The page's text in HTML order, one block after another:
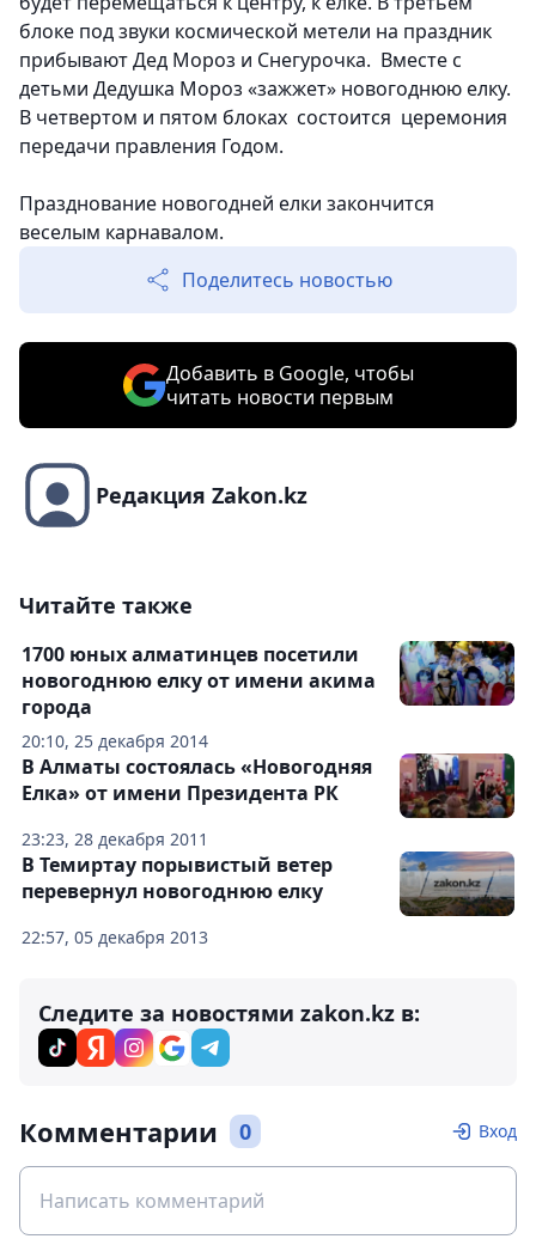
блоке под звуки космической метели на праздник
прибывают Дед Мороз и Снегурочка. Вместе с
детьми Дедушка Мороз «зажжет» новогоднюю елку.
В четвертом и пятом блоках состоится церемония
передачи правления Годом.
Празднование новогодней елки закончится
веселым карнавалом.
Поделитесь новостью
Добавить в Google, чтобы
читать новости первым
Редакция Zakon.kz
Читайте также
20:10, 25 декабря 2014
1700 юных алматинцев посетили
новогоднюю елку от имени акима
города
23:23, 28 декабря 2011
В Алматы состоялась «Новогодняя
Елка» от имени Президента РК
22:57, 05 декабря 2013
В Темиртау порывистый ветер
перевернул новогоднюю елку
Следите за новостями zakon.kz в:
Комментарии 0 Вход